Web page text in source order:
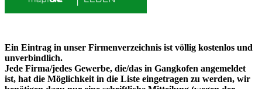
Ein Eintrag in unser Firmenverzeichnis ist völlig kostenlos und
unverbindlich.
Jede Firma/jedes Gewerbe, die/das in Gangkofen angemeldet
ist, hat die Möglichkeit in die Liste eingetragen zu werden, wir